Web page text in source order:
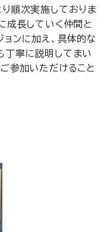
順次実施しておりま
成長していく仲間と
ョンに加え、具体的な
丁寧に説明してまい
参加いただけること